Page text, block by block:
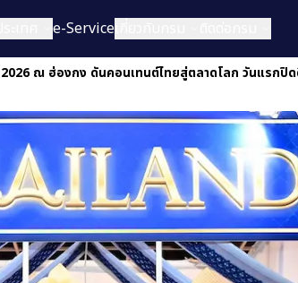
e-Service
ณ ฮ่องกง ดันคอนเทนต์ไทยสู่ตลาดโลก วันแรกปิด